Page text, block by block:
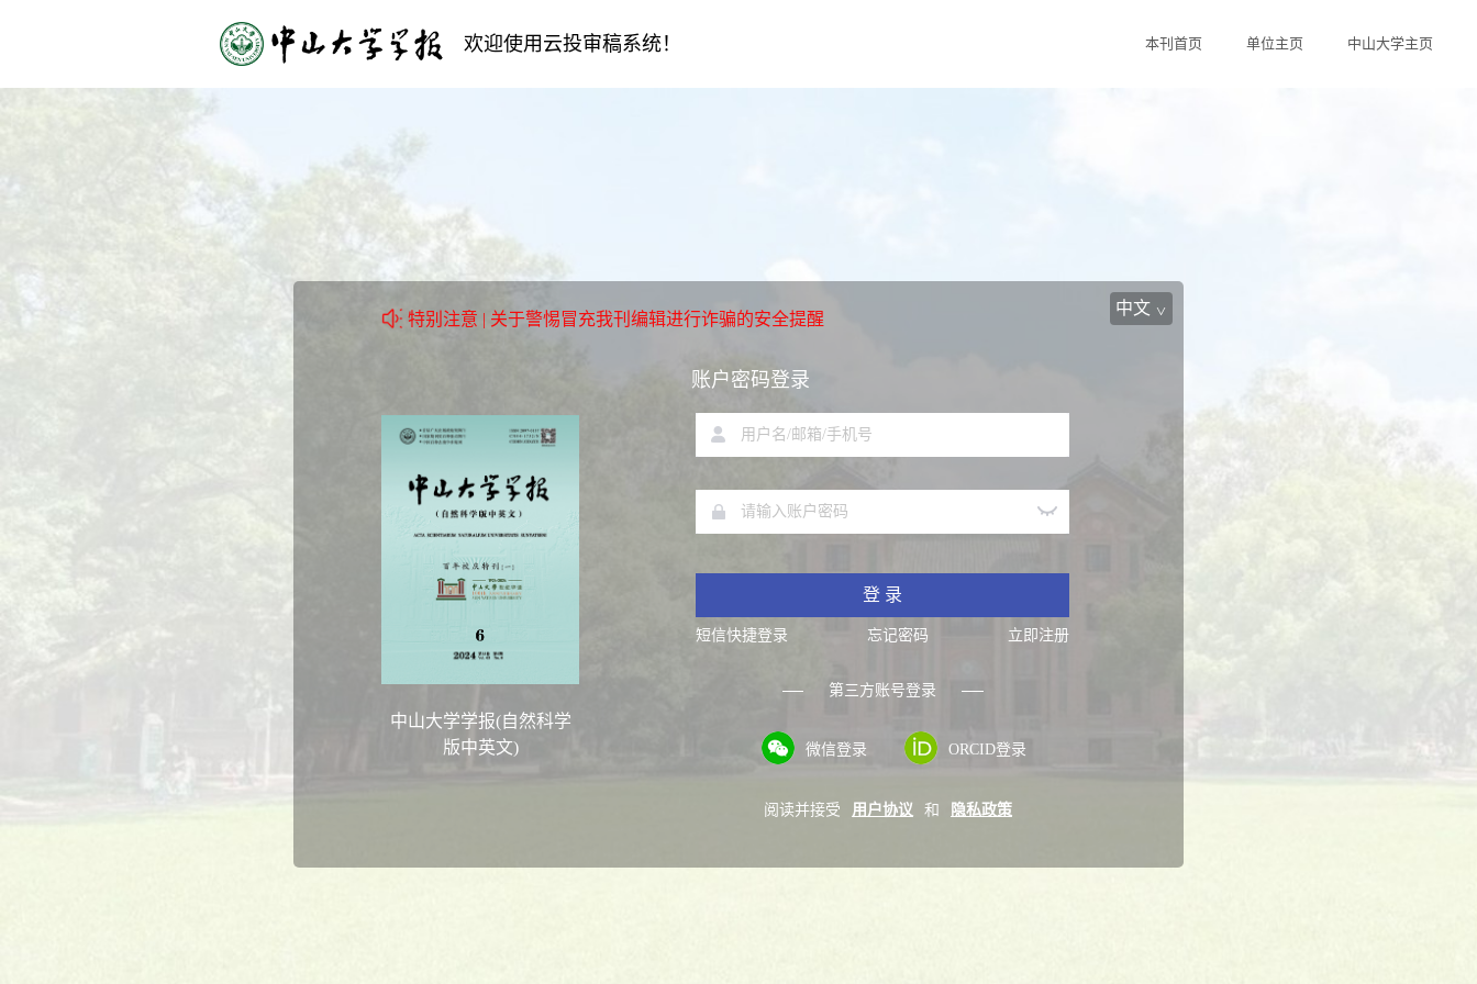
欢迎使用云投审稿系统！ 本刊首页 单位主页 中山大学主页
中文
特别注意 | 关于警惕冒充我刊编辑进行诈骗的安全提醒
中山大学学报(自然科学
版中英文)
账户密码登录
登 录
短信快捷登录 忘记密码 立即注册
第三方账号登录
微信登录 ORCID登录
阅读并接受 用户协议 和 隐私政策